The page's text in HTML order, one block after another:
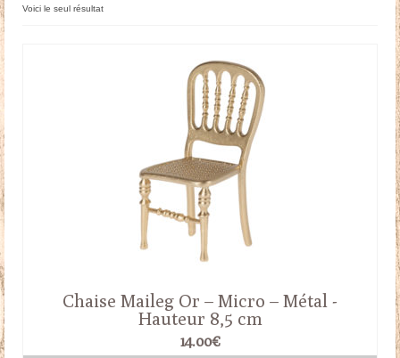
Doudous
Voici le seul résultat
Chaise Maileg Or – Micro – Métal -
Hauteur 8,5 cm
14.00€